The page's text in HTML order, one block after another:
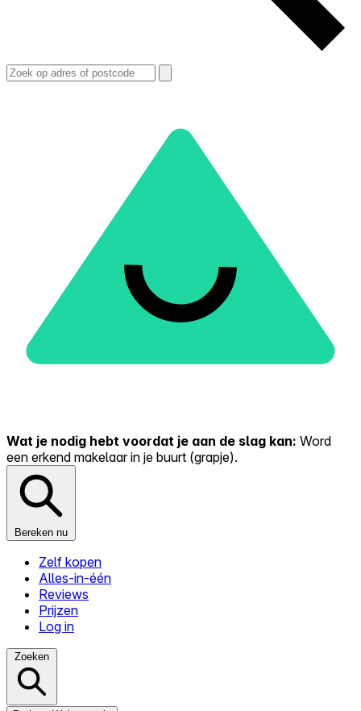
Wat je nodig hebt voordat je aan de slag kan: Word
een erkend makelaar in je buurt (grapje).
Bereken nu
Zelf kopen
Alles-in-één
Reviews
Prijzen
Log in
Zoeken